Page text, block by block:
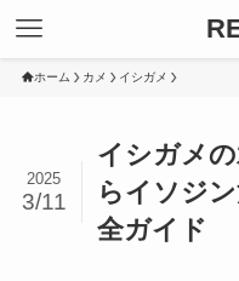
ホーム カメ イシガメ
イシガメ
らイソジ
全ガイド
2025
3/11